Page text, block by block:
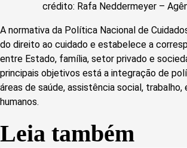
crédito: Rafa Neddermeyer –
A normativa da Política Nacional de
do direito ao cuidado e estabelece a
entre Estado, família, setor privado e
principais objetivos está a integração de
áreas de saúde, assistência social,
humanos.
Leia também